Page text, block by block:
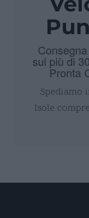
sui più di
Pronta
Spediamo
Isole